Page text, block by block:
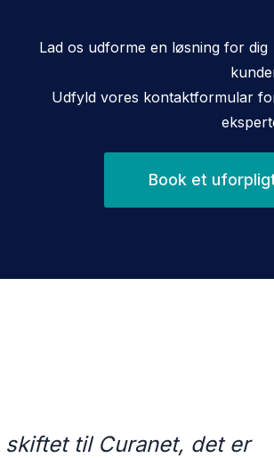
Lad os udforme en løsning for
Udfyld vores kontaktformular
Book et
skiftet til Curanet, det er